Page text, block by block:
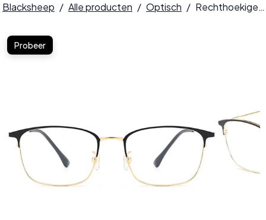
Blacksheep / Alle producten / Optisch / Rechthoekige gouden metalen glazen #BS0406-0173
Probeer